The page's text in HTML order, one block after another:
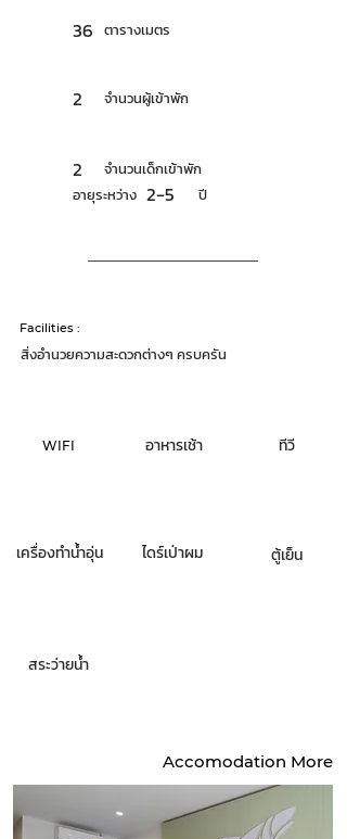
Facilities :
36 ตารางเมตร
2 จำนวนผู้เข้าพัก
2
จำนวนเด็กเข้าพัก
อายุระหว่าง 2-5 ปี
สิ่งอำนวยความสะดวกต่างๆ ครบครัน
WIFI อาหารเช้า ทีวี
เครื่องทำน้ำอุ่น ไดร์เป่าผม ตู้เย็น
สระว่ายน้ำ
Accomodation More